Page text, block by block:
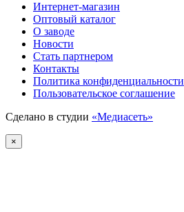
Интернет-магазин
Оптовый каталог
О заводе
Новости
Стать партнером
Контакты
Политика конфиденциальности
Пользовательское соглашение
Сделано в студии «Медиасеть»
×